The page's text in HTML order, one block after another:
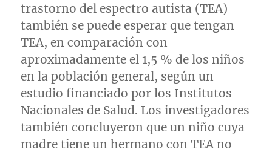
trastorno del espectro autista (TEA)
también se puede esperar que tengan
TEA, en comparación con
aproximadamente el 1,5 % de los niños
en la población general, según un
estudio financiado por los Institutos
Nacionales de Salud. Los investigadores
también concluyeron que un niño cuya
madre tiene un hermano con TEA no